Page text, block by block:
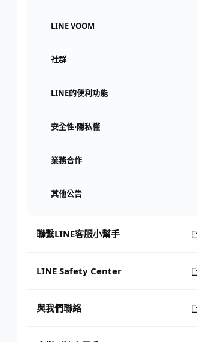
LINE VOOM
社群
LINE的便利功能
安全性⋅隱私權
業務合作
其他公告
聯繫LINE客服小幫手
LINE Safety Center
與我們聯絡